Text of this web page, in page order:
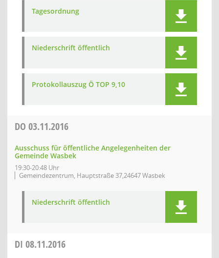
Tagesordnung
Niederschrift öffentlich
Protokollauszug Ö TOP 9,10
DO 03.11.2016
Ausschuss für öffentliche Angelegenheiten der
Gemeinde Wasbek
19:30-20:48 Uhr
Gemeindezentrum, Hauptstraße 37,24647 Wasbek
Niederschrift öffentlich
DI 08.11.2016